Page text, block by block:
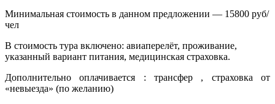
Минимальная стоимость в данном предложении — 15800 руб/
чел
В стоимость тура включено: авиаперелёт, проживание,
указанный вариант питания, медицинская страховка.
Дополнительно оплачивается : трансфер , страховка от
«невыезда» (по желанию)